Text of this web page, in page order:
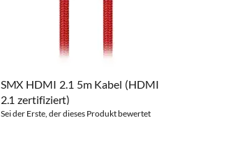
SMX HDMI 2.1 5m Kabel (HDMI
2.1 zertifiziert)
Sei der Erste, der dieses Produkt bewertet